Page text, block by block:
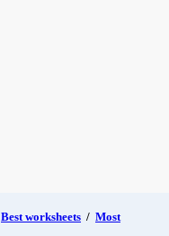
Best worksheets / Most